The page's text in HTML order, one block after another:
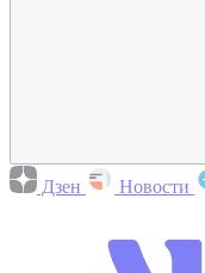
Дзен Новости